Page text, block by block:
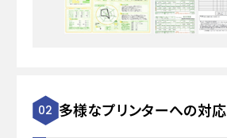
02 多様なプリンターへの対応